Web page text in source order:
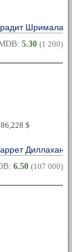
Шрималаи
5.30 (1 200)
$
Диллахант
6.50 (107 000)